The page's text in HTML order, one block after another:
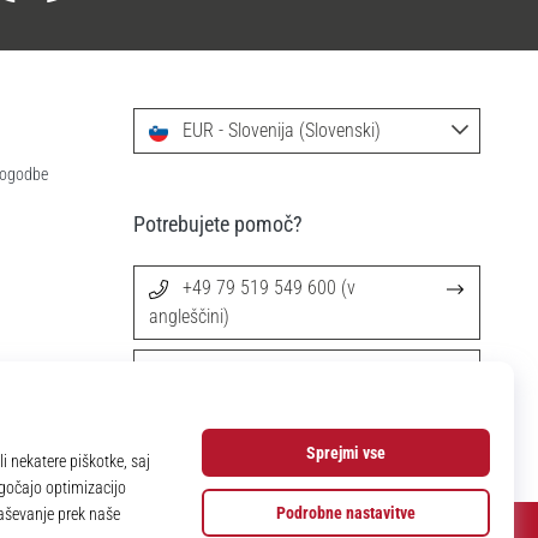
EUR - Slovenija (Slovenski)
Potrebujete pomoč?
+49 79 519 549 600 (v
angleščini)